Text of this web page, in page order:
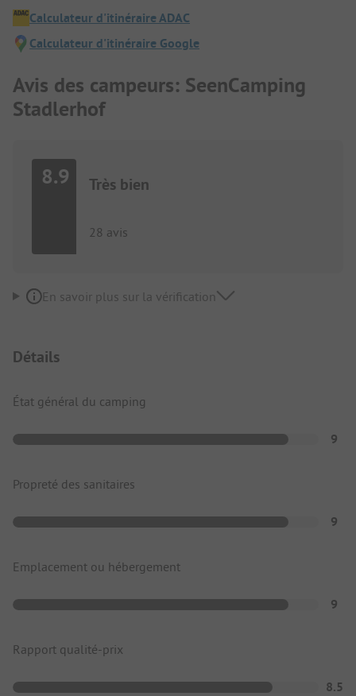
Calculateur d'itinéraire ADAC
Calculateur d'itinéraire Google
Avis des campeurs: SeenCamping
Stadlerhof
8.9 Très bien
28 avis
En savoir plus sur la vérification
Détails
État général du camping
9
Propreté des sanitaires
9
Emplacement ou hébergement
9
Rapport qualité-prix
8.5